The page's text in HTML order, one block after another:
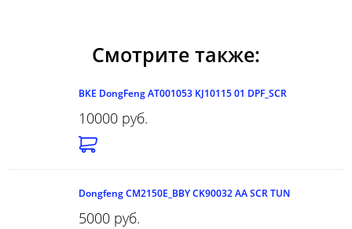
Смотрите также:
BKE DongFeng AT001053 KJ10115 01 DPF_SCR
10000 руб.
Dongfeng CM2150E_BBY CK90032 AA SCR TUN
5000 руб.